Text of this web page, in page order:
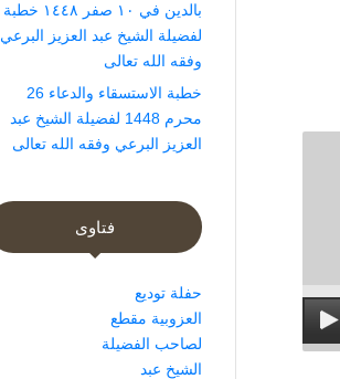
بالدين في ١٠ صفر ١٤٤٨ خطبة
لفضيلة الشيخ عبد العزيز البرعي
وفقه الله تعالى
خطبة الاستسقاء والدعاء 26
محرم 1448 لفضيلة الشيخ عبد
العزيز البرعي وفقه الله تعالى
فتاوى
حفلة توديع
العزوبية مقطع
لصاحب الفضيلة
الشيخ عبد